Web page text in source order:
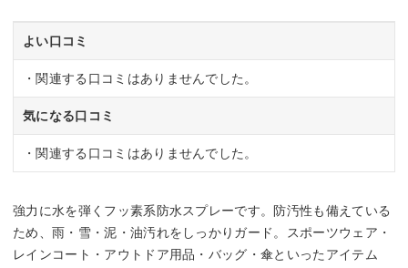
よい口コミ
・関連する口コミはありませんでした。
気になる口コミ
・関連する口コミはありませんでした。
強力に水を弾くフッ素系防水スプレーです。防汚性も備えている
ため、雨・雪・泥・油汚れをしっかりガード。スポーツウェア・
レインコート・アウトドア用品・バッグ・傘といったアイテム